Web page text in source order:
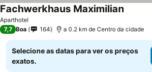
Aparthotel
Fachwerkhaus Maximilian
7,7 Boa 164 a 0.2 km de Centro da cidade
Selecione as datas para ver os preços
exatos.